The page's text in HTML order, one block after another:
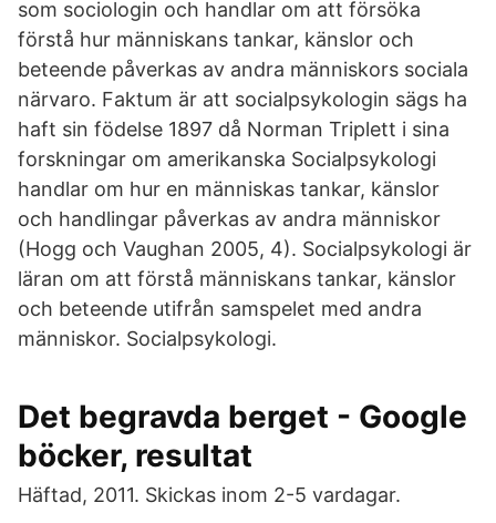
som sociologin och handlar om att försöka
förstå hur människans tankar, känslor och
beteende påverkas av andra människors sociala
närvaro. Faktum är att socialpsykologin sägs ha
haft sin födelse 1897 då Norman Triplett i sina
forskningar om amerikanska Socialpsykologi
handlar om hur en människas tankar, känslor
och handlingar påverkas av andra människor
(Hogg och Vaughan 2005, 4). Socialpsykologi är
läran om att förstå människans tankar, känslor
och beteende utifrån samspelet med andra
människor. Socialpsykologi.
Det begravda berget - Google
böcker, resultat
Häftad, 2011. Skickas inom 2-5 vardagar.